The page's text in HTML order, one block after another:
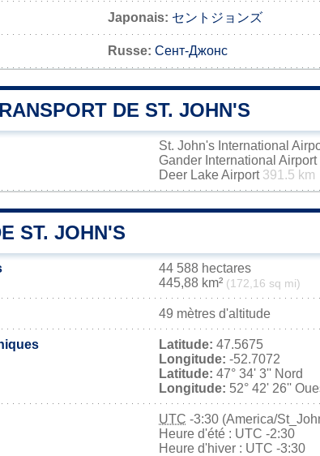
Japonais: セントジョンズ
Russe: Сент-Джонс
DE ST. JOHN'S
St. John's International
Gander International Airport
Deer Lake Airport 391.5 km
ST. JOHN'S
44 588 hectares
445,88 km² (172,16 sq mi)
49 mètres d'altitude
Latitude: 47.5675
Longitude: -52.7072
Latitude: 47° 34' 3'' Nord
Longitude: 52° 42' 26''
UTC -3:30 (America/
Heure d'été : UTC -2:30
Heure d'hiver : UTC -3:30